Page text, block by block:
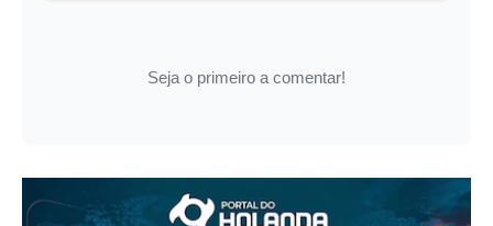
Seja o primeiro a comentar!